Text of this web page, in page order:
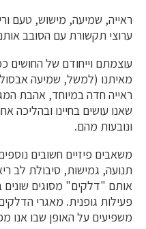
ראייה, שמיעה, מישוש, טעם
ערוצי תקשורת עם הסובב
עוצמתם וייחודם של
מאיתנו (למשל, שמיעה
ראייה חדה במיוחד, אהבת
שאנו עושים בחיינו ובהליכה
ונובעות מהם.
משאבים פיזיים חשובים
תנועה, גמישות, סיבולת לב
אותם "דלקים" מסוגים
פעילות גופנית. מאגרי
משפיעים על האופן שבו אנו